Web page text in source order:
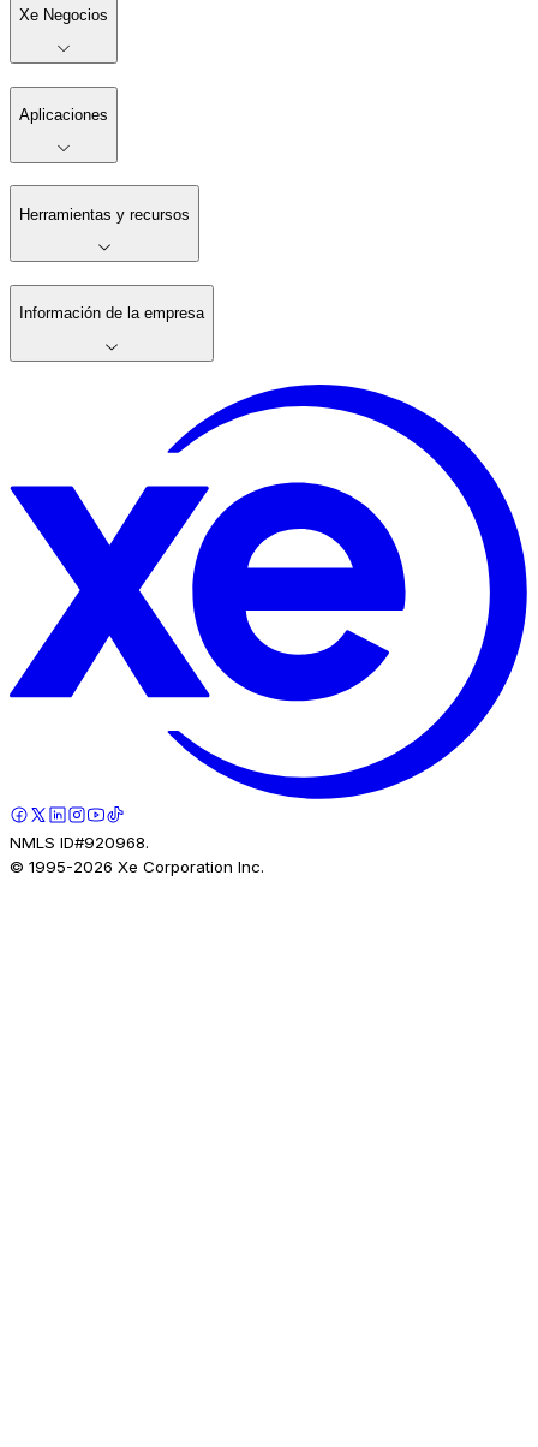
Xe Negocios
Aplicaciones
Herramientas y recursos
Información de la empresa
NMLS ID#920968.
© 1995-2026 Xe Corporation Inc.